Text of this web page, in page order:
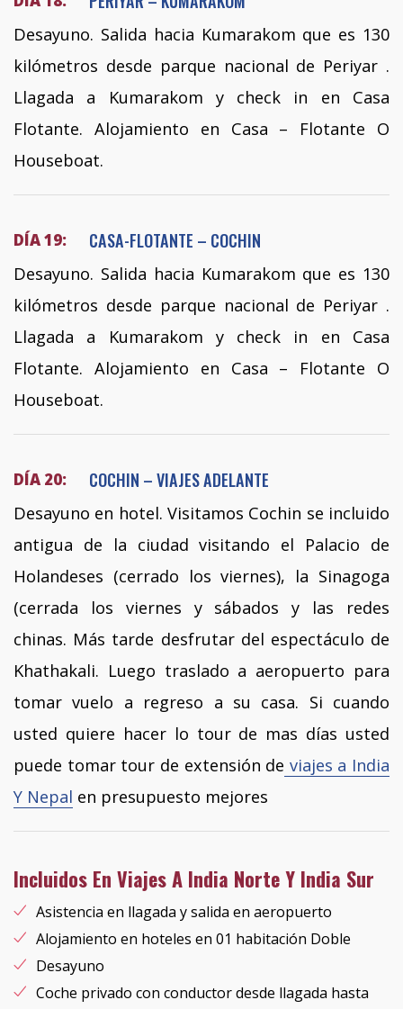
Desayuno. Salida hacia Kumarakom que es 130
kilómetros desde parque nacional de Periyar .
Llagada a Kumarakom y check in en Casa
Flotante. Alojamiento en Casa – Flotante O
Houseboat.
DÍA 19: CASA-FLOTANTE – COCHIN
Desayuno. Salida hacia Kumarakom que es 130
kilómetros desde parque nacional de Periyar .
Llagada a Kumarakom y check in en Casa
Flotante. Alojamiento en Casa – Flotante O
Houseboat.
DÍA 20: COCHIN – VIAJES ADELANTE
Desayuno en hotel. Visitamos Cochin se incluido
antigua de la ciudad visitando el Palacio de
Holandeses (cerrado los viernes), la Sinagoga
(cerrada los viernes y sábados y las redes
chinas. Más tarde desfrutar del espectáculo de
Khathakali. Luego traslado a aeropuerto para
tomar vuelo a regreso a su casa. Si cuando
usted quiere hacer lo tour de mas días usted
puede tomar tour de extensión de viajes a India
Y Nepal en presupuesto mejores
Incluidos En Viajes A India Norte Y India Sur
Asistencia en llagada y salida en aeropuerto
Alojamiento en hoteles en 01 habitación Doble
Desayuno
Coche privado con conductor desde llagada hasta